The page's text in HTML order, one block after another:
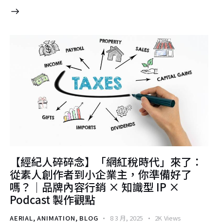
【經紀人碎碎念】「網紅稅時代」來了：
從素人創作者到小企業主，你準備好了
嗎？｜品牌內容行銷 × 知識型 IP ×
Podcast 製作觀點
AERIAL,ANIMATION, BLOG 8 3 月, 2025 2K Views